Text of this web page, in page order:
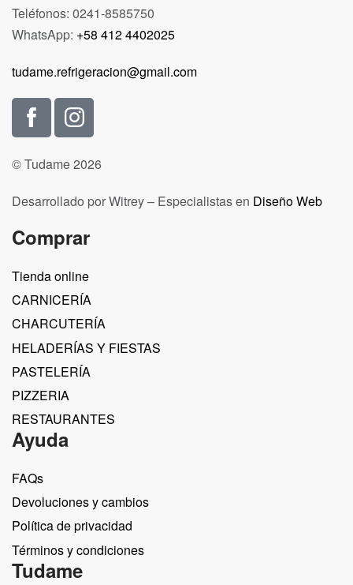
Teléfonos: 0241-8585750
WhatsApp: +58 412 4402025
tudame.refrigeracion@gmail.com
© Tudame 2026
Desarrollado por Witrey – Especialistas en Diseño Web
Comprar
Tienda online
CARNICERÍA
CHARCUTERÍA
HELADERÍAS Y FIESTAS
PASTELERÍA
PIZZERIA
RESTAURANTES
Ayuda
FAQs
Devoluciones y cambios
Política de privacidad
Términos y condiciones
Tudame